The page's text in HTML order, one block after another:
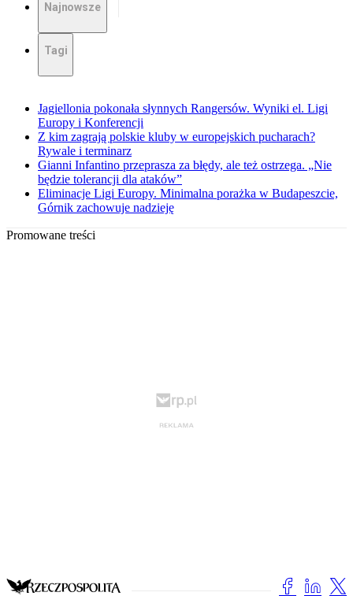
Najnowsze
Tagi
Jagiellonia pokonała słynnych Rangersów. Wyniki el. Ligi
Europy i Konferencji
Z kim zagrają polskie kluby w europejskich pucharach?
Rywale i terminarz
Gianni Infantino przeprasza za błędy, ale też ostrzega. „Nie
będzie tolerancji dla ataków”
Eliminacje Ligi Europy. Minimalna porażka w Budapeszcie,
Górnik zachowuje nadzieję
Promowane treści